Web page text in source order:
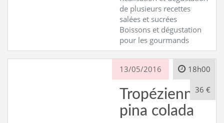
de plusieurs recettes
salées et sucrées
Boissons et dégustation
pour les gourmands
13/05/2016 18h00
36 €
Tropézienne…
pina colada